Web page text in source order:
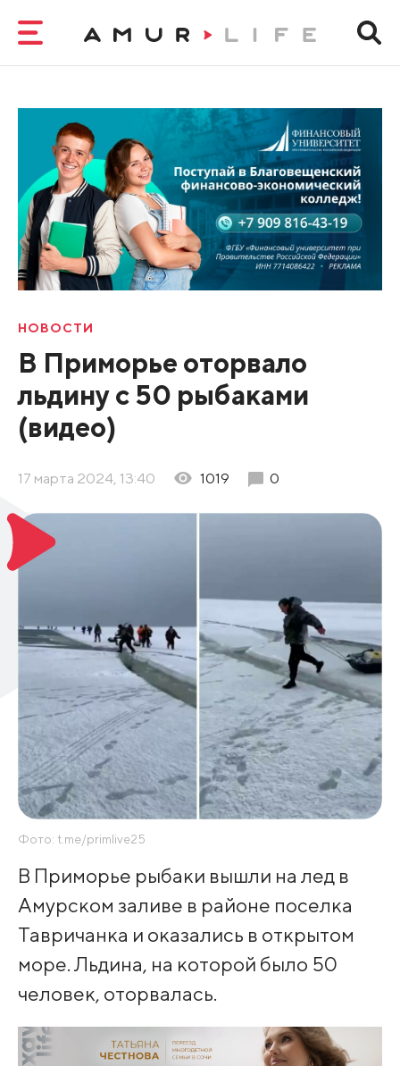
НОВОСТИ
В Приморье оторвало
льдину с 50 рыбаками
(видео)
17 марта 2024, 13:40 1019 0
Фото: t.me/primlive25
В Приморье рыбаки вышли на лед в
Амурском заливе в районе поселка
Тавричанка и оказались в открытом
море. Льдина, на которой было 50
человек, оторвалась.